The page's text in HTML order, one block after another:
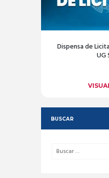
Dispensa de
UG
BUSCAR